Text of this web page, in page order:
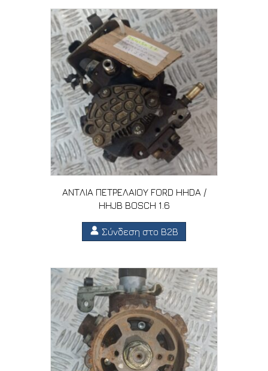
ΑΝΤΛΙΑ ΠΕΤΡΕΛΑΙΟΥ FORD HHDA /
HHJB BOSCH 1.6
Σύνδεση στο B2B